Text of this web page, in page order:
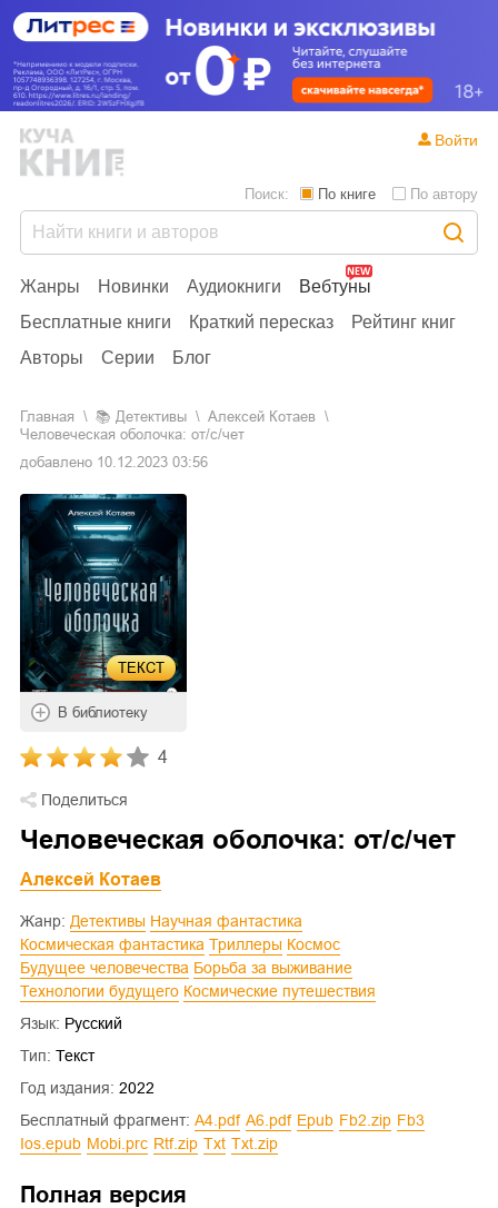
Жанры Новинки Аудиокниги
Вебтуны
Бесплатные книги
Краткий пересказ
Рейтинг книг
Авторы
Серии Блог
Поиск: По книге По автору
Войти
Главная 📚 детективы
Алексей Котаев
Человеческая оболочка: от/с/чет
добавлено 10.12.2023 03:56
ТЕКСТ
В библиотеку
4
Поделиться
Человеческая оболочка: от/с/чет
Алексей Котаев
Жанр: Детективы
Научная фантастика
Космическая фантастика
Триллеры
Космос
Будущее человечества
Борьба за выживание
Технологии будущего
Космические путешествия
Язык: Русский
Тип: Текст
Год издания: 2022
Бесплатный фрагмент:
a4.pdf a6.pdf epub fb2.zip
fb3
ios.epub
mobi.prc rtf.zip txt txt.zip
Полная версия